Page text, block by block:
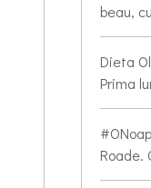
beau,
Dieta
Prima
Roade.